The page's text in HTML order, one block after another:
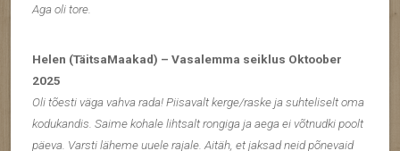
Aga oli tore.
Helen (TäitsaMaakad) – Vasalemma seiklus Oktoober
2025
Oli tõesti väga vahva rada! Piisavalt kerge/raske ja suhteliselt oma
kodukandis. Saime kohale lihtsalt rongiga ja aega ei võtnudki poolt
päeva. Varsti läheme uuele rajale. Aitäh, et jaksad neid põnevaid